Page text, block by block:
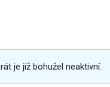
je již bohužel neaktivní.